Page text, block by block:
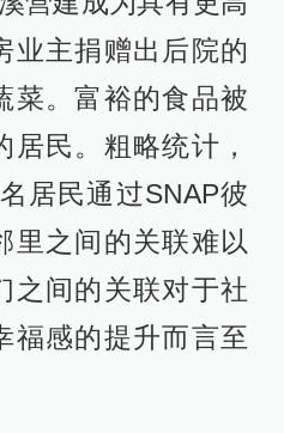
业主捐赠出后院的
菜。富裕的食品被
民。粗略统计，
居民通过SNAP彼
里之间的关联难以
之间的关联对于社
福感的提升而言至